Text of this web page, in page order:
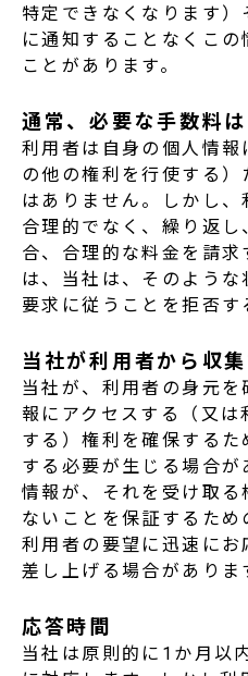
特定できなくなります
に通知することなくこ
ことがあります。
通常、必要な手数料
利用者は自身の個人情報
の他の権利を行使する
はありません。しかし
合理的でなく、繰り返
合、合理的な料金を請求
は、当社は、そのよう
要求に従うことを拒否す
当社が利用者から収
当社が、利用者の身元
報にアクセスする（又
する）権利を確保する
する必要が生じる場合が
情報が、それを受け取
ないことを保証するため
利用者の要望に迅速にお
差し上げる場合がありま
応答時間
当社は原則的に1か月以